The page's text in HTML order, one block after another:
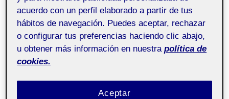
acuerdo con un perfil elaborado a partir de tus
hábitos de navegación. Puedes aceptar, rechazar
o configurar tus preferencias haciendo clic abajo,
u obtener más información en nuestra política de
cookies.
Aceptar